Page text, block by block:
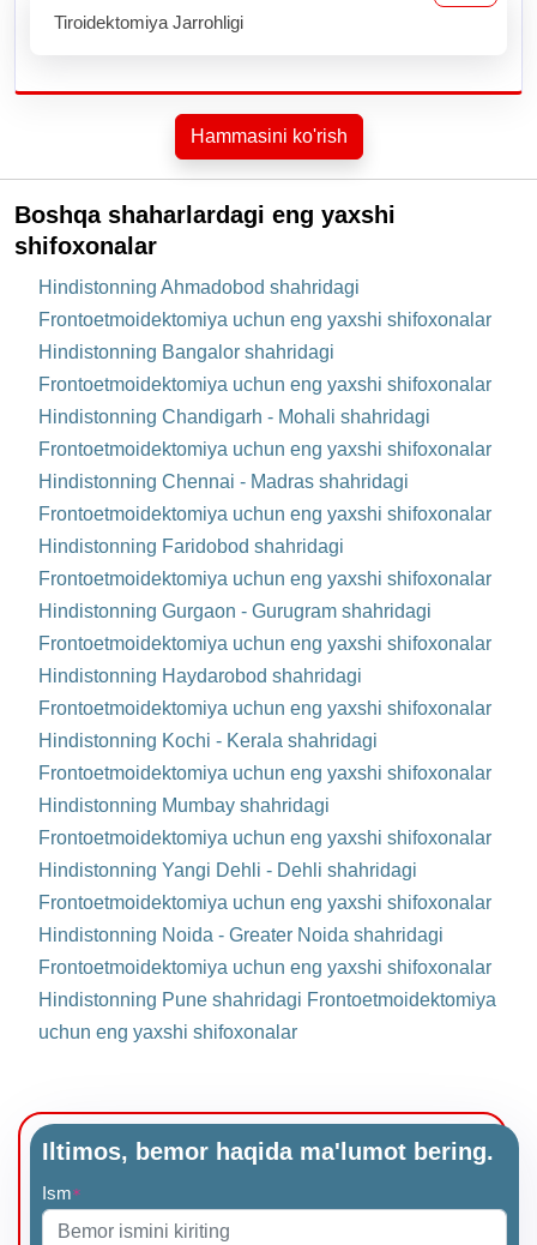
Tiroidektomiya Jarrohligi
Hammasini ko'rish
Boshqa shaharlardagi eng yaxshi
shifoxonalar
Hindistonning Ahmadobod shahridagi
Frontoetmoidektomiya uchun eng yaxshi shifoxonalar
Hindistonning Bangalor shahridagi
Frontoetmoidektomiya uchun eng yaxshi shifoxonalar
Hindistonning Chandigarh - Mohali shahridagi
Frontoetmoidektomiya uchun eng yaxshi shifoxonalar
Hindistonning Chennai - Madras shahridagi
Frontoetmoidektomiya uchun eng yaxshi shifoxonalar
Hindistonning Faridobod shahridagi
Frontoetmoidektomiya uchun eng yaxshi shifoxonalar
Hindistonning Gurgaon - Gurugram shahridagi
Frontoetmoidektomiya uchun eng yaxshi shifoxonalar
Hindistonning Haydarobod shahridagi
Frontoetmoidektomiya uchun eng yaxshi shifoxonalar
Hindistonning Kochi - Kerala shahridagi
Frontoetmoidektomiya uchun eng yaxshi shifoxonalar
Hindistonning Mumbay shahridagi
Frontoetmoidektomiya uchun eng yaxshi shifoxonalar
Hindistonning Yangi Dehli - Dehli shahridagi
Frontoetmoidektomiya uchun eng yaxshi shifoxonalar
Hindistonning Noida - Greater Noida shahridagi
Frontoetmoidektomiya uchun eng yaxshi shifoxonalar
Hindistonning Pune shahridagi Frontoetmoidektomiya
uchun eng yaxshi shifoxonalar
Iltimos, bemor haqida ma'lumot bering.
Ism*